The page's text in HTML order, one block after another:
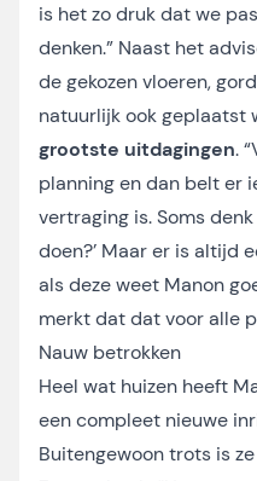
is het zo druk dat we
denken.” Naast het
de gekozen vloeren,
natuurlijk ook geplaatst
grootste uitdagingen.
planning en dan belt er
vertraging is. Soms
doen?’ Maar er is altijd
als deze weet Manon
merkt dat dat voor alle
Nauw betrokken
Heel wat huizen heeft
een compleet nieuwe
Buitengewoon trots is